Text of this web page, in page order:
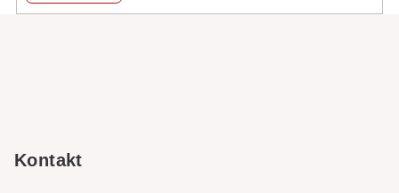
Kontakt